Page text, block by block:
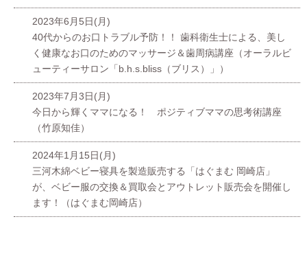
2023年6月5日(月)
40代からのお口トラブル予防！！ 歯科衛生士による、美し
く健康なお口のためのマッサージ＆歯周病講座（オーラルビ
ューティーサロン「b.h.s.bliss（ブリス）」）
2023年7月3日(月)
今日から輝くママになる！ ポジティブママの思考術講座
（竹原知佳）
2024年1月15日(月)
三河木綿ベビー寝具を製造販売する「はぐまむ 岡崎店」
が、ベビー服の交換＆買取会とアウトレット販売会を開催し
ます！（はぐまむ岡崎店）